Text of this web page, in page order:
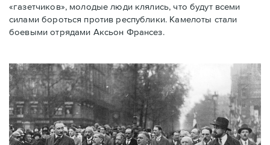
«газетчиков», молодые люди клялись, что будут всеми
силами бороться против республики. Камелоты стали
боевыми отрядами Аксьон Франсез.